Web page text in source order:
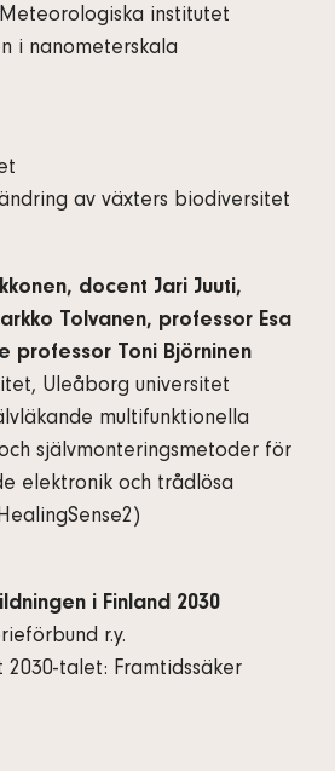
institutet
i nanometerskala
av växters biodiversitet
docent Jari Juuti,
Tolvanen, professor Esa
professor Toni Björninen
Uleåborg universitet
multifunktionella
självmonteringsmetoder för
elektronik och trådlösa
i Finland 2030
r.y.
2030-talet: Framtidssäker